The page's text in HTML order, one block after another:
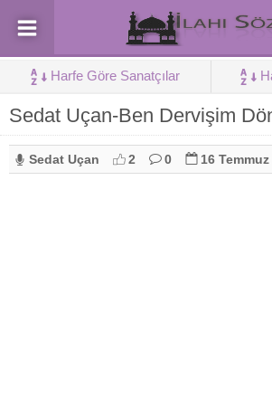
Harfe Göre Sanatçılar
Sedat Uçan-Ben Dervişim
Sedat Uçan 2 0 16 Temmuz